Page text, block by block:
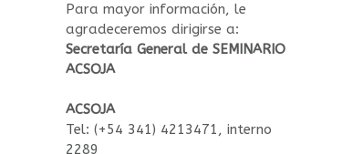
Para mayor información, le
agradeceremos dirigirse a:
Secretaría General de SEMINARIO
ACSOJA
ACSOJA
Tel: (+54 341) 4213471, interno
2289